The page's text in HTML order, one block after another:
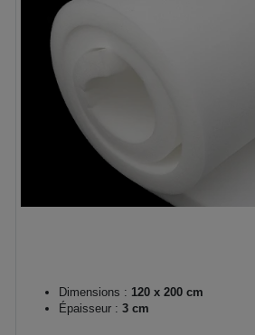
Dimensions : 120 x 200 cm
Épaisseur : 3 cm